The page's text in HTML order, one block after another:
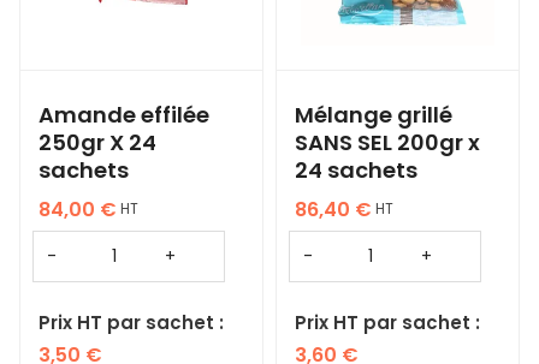
Amande effilée
250gr X 24
sachets
84,00 € HT
Prix HT par sachet :
3,50 €
Mélange grillé
SANS SEL 200gr x
24 sachets
86,40 € HT
Prix HT par sachet :
3,60 €